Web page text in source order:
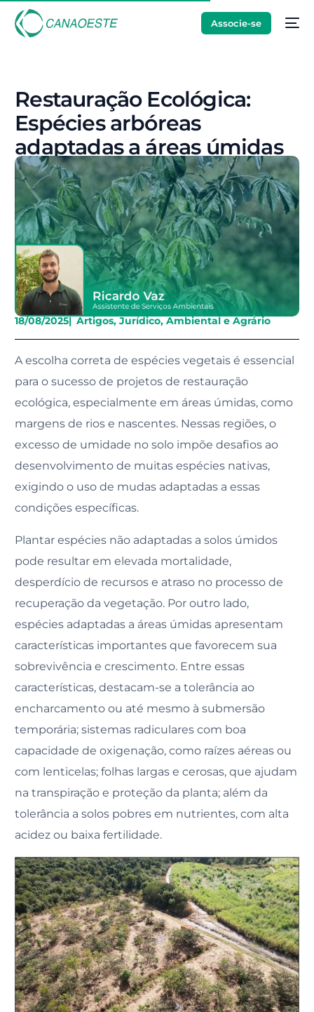
Associe-se
Restauração Ecológica:
Espécies arbóreas
adaptadas a áreas úmidas
18/08/2025| Artigos,Jurídico, Ambiental e Agrário
A escolha correta de espécies vegetais é essencial
para o sucesso de projetos de restauração
ecológica, especialmente em áreas úmidas, como
margens de rios e nascentes. Nessas regiões, o
excesso de umidade no solo impõe desafios ao
desenvolvimento de muitas espécies nativas,
exigindo o uso de mudas adaptadas a essas
condições específicas.
Plantar espécies não adaptadas a solos úmidos
pode resultar em elevada mortalidade,
desperdício de recursos e atraso no processo de
recuperação da vegetação. Por outro lado,
espécies adaptadas a áreas úmidas apresentam
características importantes que favorecem sua
sobrevivência e crescimento. Entre essas
características, destacam-se a tolerância ao
encharcamento ou até mesmo à submersão
temporária; sistemas radiculares com boa
capacidade de oxigenação, como raízes aéreas ou
com lenticelas; folhas largas e cerosas, que ajudam
na transpiração e proteção da planta; além da
tolerância a solos pobres em nutrientes, com alta
acidez ou baixa fertilidade.